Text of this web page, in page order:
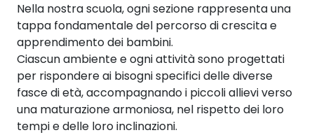
Nella nostra scuola, ogni sezione rappresenta una
tappa fondamentale del percorso di crescita e
apprendimento dei bambini.
Ciascun ambiente e ogni attività sono progettati
per rispondere ai bisogni specifici delle diverse
fasce di età, accompagnando i piccoli allievi verso
una maturazione armoniosa, nel rispetto dei loro
tempi e delle loro inclinazioni.